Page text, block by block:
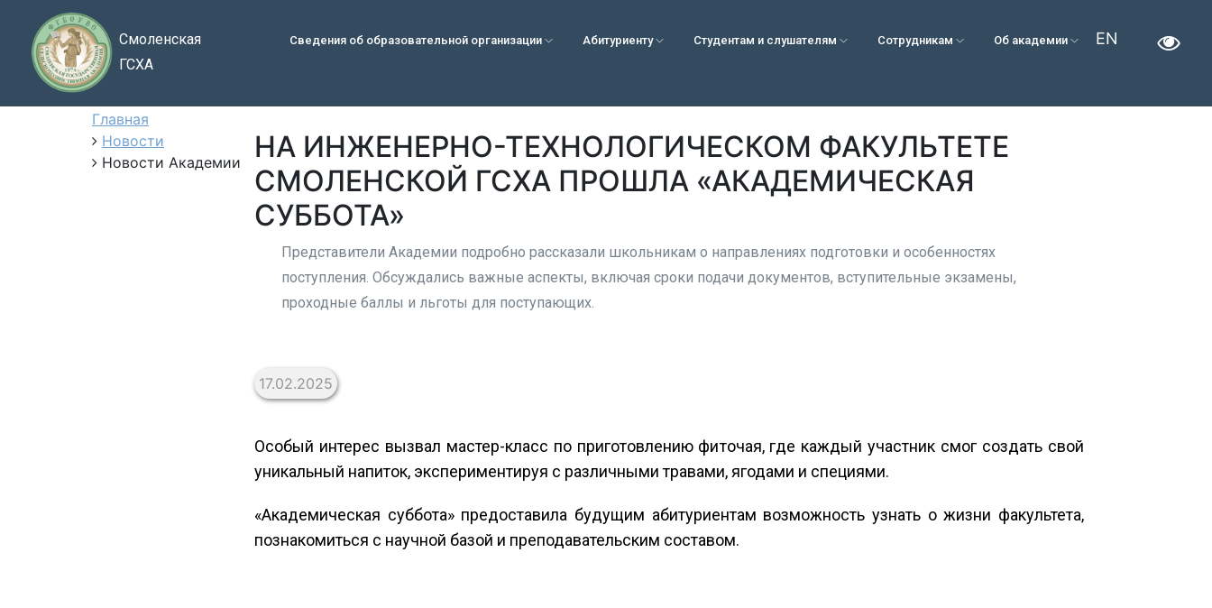
Смоленская
ГСХА
Сведения об образовательной организации Абитуриенту Студентам и слушателям Сотрудникам Об академии EN
Главная
Новости
Новости Академии
НА ИНЖЕНЕРНО-ТЕХНОЛОГИЧЕСКОМ ФАКУЛЬТЕТЕ
СМОЛЕНСКОЙ ГСХА ПРОШЛА «АКАДЕМИЧЕСКАЯ
СУББОТА»
Представители Академии подробно рассказали школьникам о направлениях подготовки и особенностях
поступления. Обсуждались важные аспекты, включая сроки подачи документов, вступительные экзамены,
проходные баллы и льготы для поступающих.
17.02.2025
Особый интерес вызвал мастер-класс по приготовлению фиточая, где каждый участник смог создать свой
уникальный напиток, экспериментируя с различными травами, ягодами и специями.
«Академическая суббота» предоставила будущим абитуриентам возможность узнать о жизни факультета,
познакомиться с научной базой и преподавательским составом.